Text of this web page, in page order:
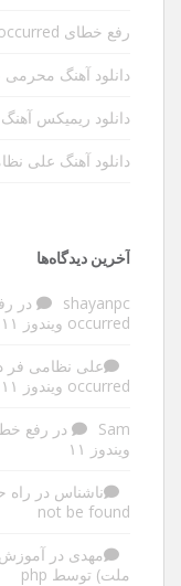
رفع خطای an extended error has occurred ویندوز ۱۱
دانلود آهنگ
دانلود ریمیکس
دانلود آهنگ علی
آخرین دیدگاه‌ها
shayanpc در
occurred ویندوز ۱۱
علی نظامی فر
occurred ویندوز ۱۱
Sam در
ویندوز ۱۱
ناشناس در
not be found
مهدی در آموزش
ملت) توسط php